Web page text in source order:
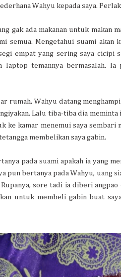
Wahyu kepada saya.
gak ada makanan untuk makan
semua. Mengetahui suami akan
empat yang sering saya cicipi
laptop temannya bermasalah.
rumah, Wahyu datang
Lalu tiba-tiba dia
ke kamar menemui saya sembari
membelikan saya gabin.
pada suami apakah ia yang
pun bertanya pada Wahyu, uang
sore tadi ia diberi
untuk membeli gabin buat